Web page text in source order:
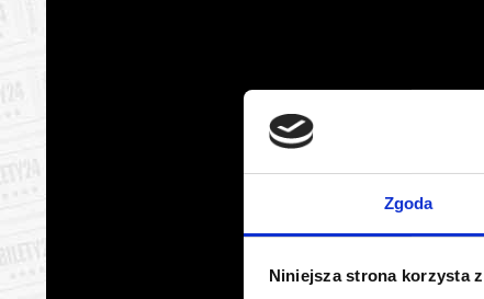
Zgoda
Niniejsza strona korzysta